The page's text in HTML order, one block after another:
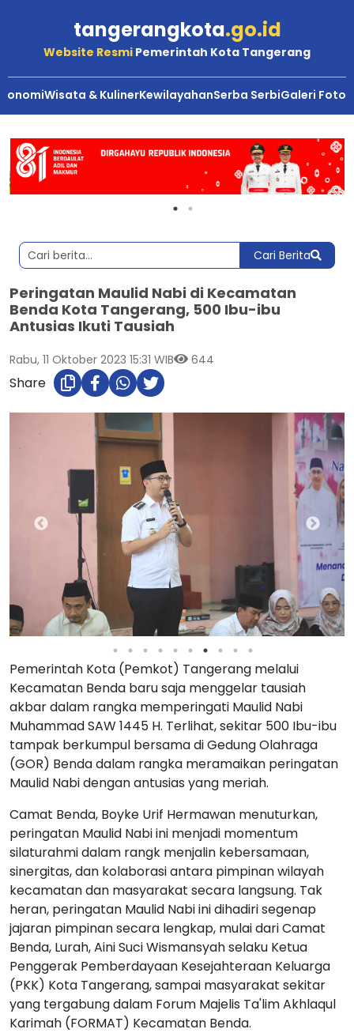
tangerangkota.go.id
Website Resmi Pemerintah Kota Tangerang
Wisata & KulinerKewilayahanSerba SerbiGaleri Foto
Cari Berita
Peringatan Maulid Nabi di Kecamatan
Benda Kota Tangerang, 500 Ibu-ibu
Antusias Ikuti Tausiah
Rabu, 11 Oktober 2023 15:31 WIB 644
Share
Pemerintah Kota (Pemkot) Tangerang melalui
Kecamatan Benda baru saja menggelar tausiah
akbar dalam rangka memperingati Maulid Nabi
Muhammad SAW 1445 H. Terlihat, sekitar 500 Ibu-ibu
tampak berkumpul bersama di Gedung Olahraga
(GOR) Benda dalam rangka meramaikan peringatan
Maulid Nabi dengan antusias yang meriah.
Camat Benda, Boyke Urif Hermawan menuturkan,
peringatan Maulid Nabi ini menjadi momentum
silaturahmi dalam rangk menjalin kebersamaan,
sinergitas, dan kolaborasi antara pimpinan wilayah
kecamatan dan masyarakat secara langsung. Tak
heran, peringatan Maulid Nabi ini dihadiri segenap
jajaran pimpinan secara lengkap, mulai dari Camat
Benda, Lurah, Aini Suci Wismansyah selaku Ketua
Penggerak Pemberdayaan Kesejahteraan Keluarga
(PKK) Kota Tangerang, sampai masyarakat sekitar
yang tergabung dalam Forum Majelis Ta'lim Akhlaqul
Karimah (FORMAT) Kecamatan Benda.